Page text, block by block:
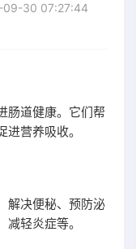
09-30 07:27:44
肠道健康。它们帮
营养吸收。
解决便秘、预防泌
轻炎症等。